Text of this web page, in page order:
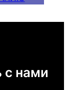
с нами